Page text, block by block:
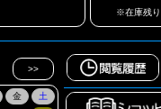
※在庫残り